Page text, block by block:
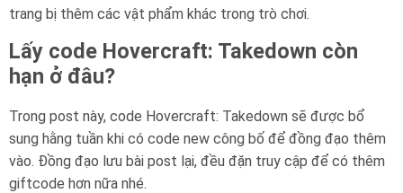
trang bị thêm các vật phẩm khác trong trò chơi.
Lấy code Hovercraft: Takedown còn
hạn ở đâu?
Trong post này, code Hovercraft: Takedown sẽ được bổ
sung hằng tuần khi có code new công bố để đồng đạo thêm
vào. Đồng đạo lưu bài post lại, đều đặn truy cập để có thêm
giftcode hơn nữa nhé.